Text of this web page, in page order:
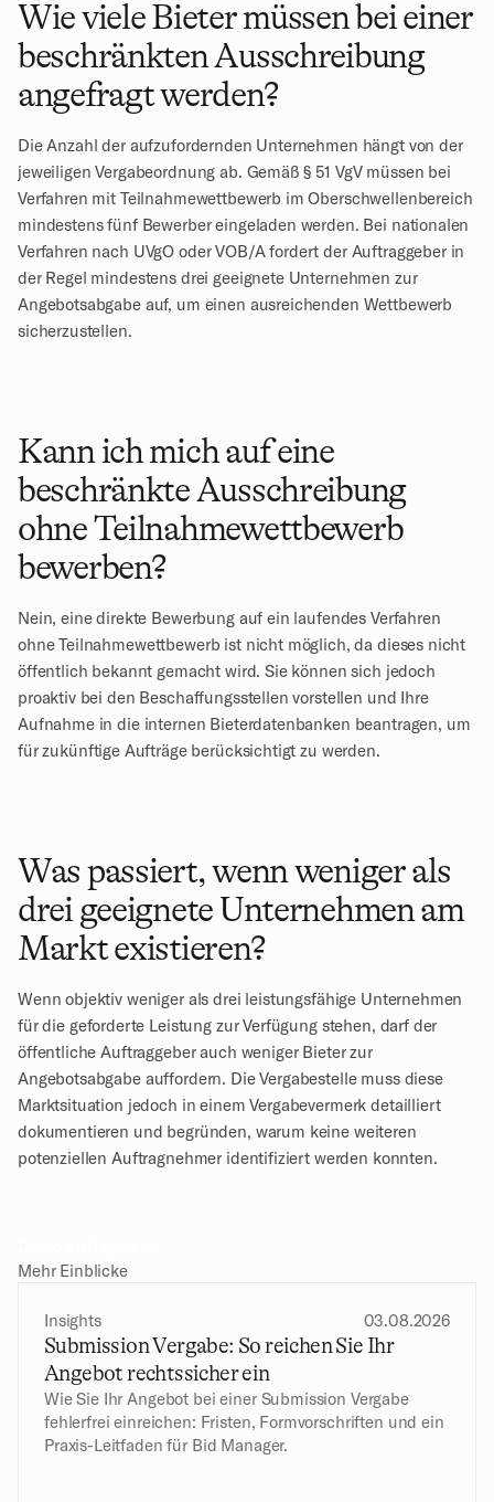
Wie viele Bieter müssen bei einer
beschränkten Ausschreibung
angefragt werden?
Die Anzahl der aufzufordernden Unternehmen hängt von der
jeweiligen Vergabeordnung ab. Gemäß § 51 VgV müssen bei
Verfahren mit Teilnahmewettbewerb im Oberschwellenbereich
mindestens fünf Bewerber eingeladen werden. Bei nationalen
Verfahren nach UVgO oder VOB/A fordert der Auftraggeber in
der Regel mindestens drei geeignete Unternehmen zur
Angebotsabgabe auf, um einen ausreichenden Wettbewerb
sicherzustellen.
Kann ich mich auf eine
beschränkte Ausschreibung
ohne Teilnahmewettbewerb
bewerben?
Nein, eine direkte Bewerbung auf ein laufendes Verfahren
ohne Teilnahmewettbewerb ist nicht möglich, da dieses nicht
öffentlich bekannt gemacht wird. Sie können sich jedoch
proaktiv bei den Beschaffungsstellen vorstellen und Ihre
Aufnahme in die internen Bieterdatenbanken beantragen, um
für zukünftige Aufträge berücksichtigt zu werden.
Was passiert, wenn weniger als
drei geeignete Unternehmen am
Markt existieren?
Wenn objektiv weniger als drei leistungsfähige Unternehmen
für die geforderte Leistung zur Verfügung stehen, darf der
öffentliche Auftraggeber auch weniger Bieter zur
Angebotsabgabe auffordern. Die Vergabestelle muss diese
Marktsituation jedoch in einem Vergabevermerk detailliert
dokumentieren und begründen, warum keine weiteren
potenziellen Auftragnehmer identifiziert werden konnten.
Mehr Einblicke
Insights 03.08.2026
Submission Vergabe: So reichen Sie Ihr
Angebot rechtssicher ein
Wie Sie Ihr Angebot bei einer Submission Vergabe
fehlerfrei einreichen: Fristen, Formvorschriften und ein
Praxis-Leitfaden für Bid Manager.